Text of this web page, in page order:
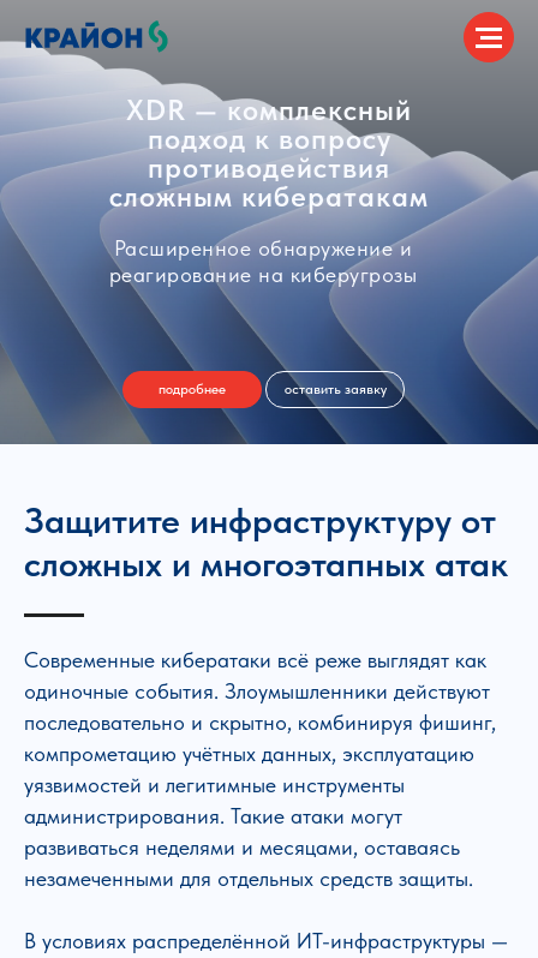
XDR — комплексный
подход к вопросу
противодействия
сложным кибератакам
Расширенное обнаружение и
реагирование на киберугрозы
подробнее оставить заявку
Защитите инфраструктуру от
сложных и многоэтапных атак
Современные кибератаки всё реже выглядят как
одиночные события. Злоумышленники действуют
последовательно и скрытно, комбинируя фишинг,
компрометацию учётных данных, эксплуатацию
уязвимостей и легитимные инструменты
администрирования. Такие атаки могут
развиваться неделями и месяцами, оставаясь
незамеченными для отдельных средств защиты.
В условиях распределённой ИТ-инфраструктуры —